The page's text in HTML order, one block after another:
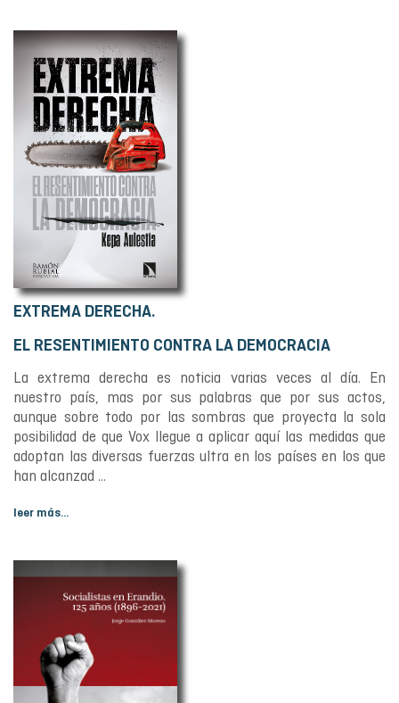
EXTREMA DERECHA.
EL RESENTIMIENTO CONTRA LA DEMOCRACIA
La extrema derecha es noticia varias veces al día. En
nuestro país, mas por sus palabras que por sus actos,
aunque sobre todo por las sombras que proyecta la sola
posibilidad de que Vox llegue a aplicar aquí las medidas que
adoptan las diversas fuerzas ultra en los países en los que
han alcanzad ...
leer más...